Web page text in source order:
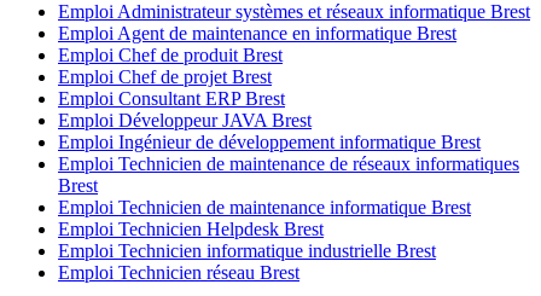
Emploi Administrateur systèmes et réseaux informatique Brest
Emploi Agent de maintenance en informatique Brest
Emploi Chef de produit Brest
Emploi Chef de projet Brest
Emploi Consultant ERP Brest
Emploi Développeur JAVA Brest
Emploi Ingénieur de développement informatique Brest
Emploi Technicien de maintenance de réseaux informatiques
Brest
Emploi Technicien de maintenance informatique Brest
Emploi Technicien Helpdesk Brest
Emploi Technicien informatique industrielle Brest
Emploi Technicien réseau Brest